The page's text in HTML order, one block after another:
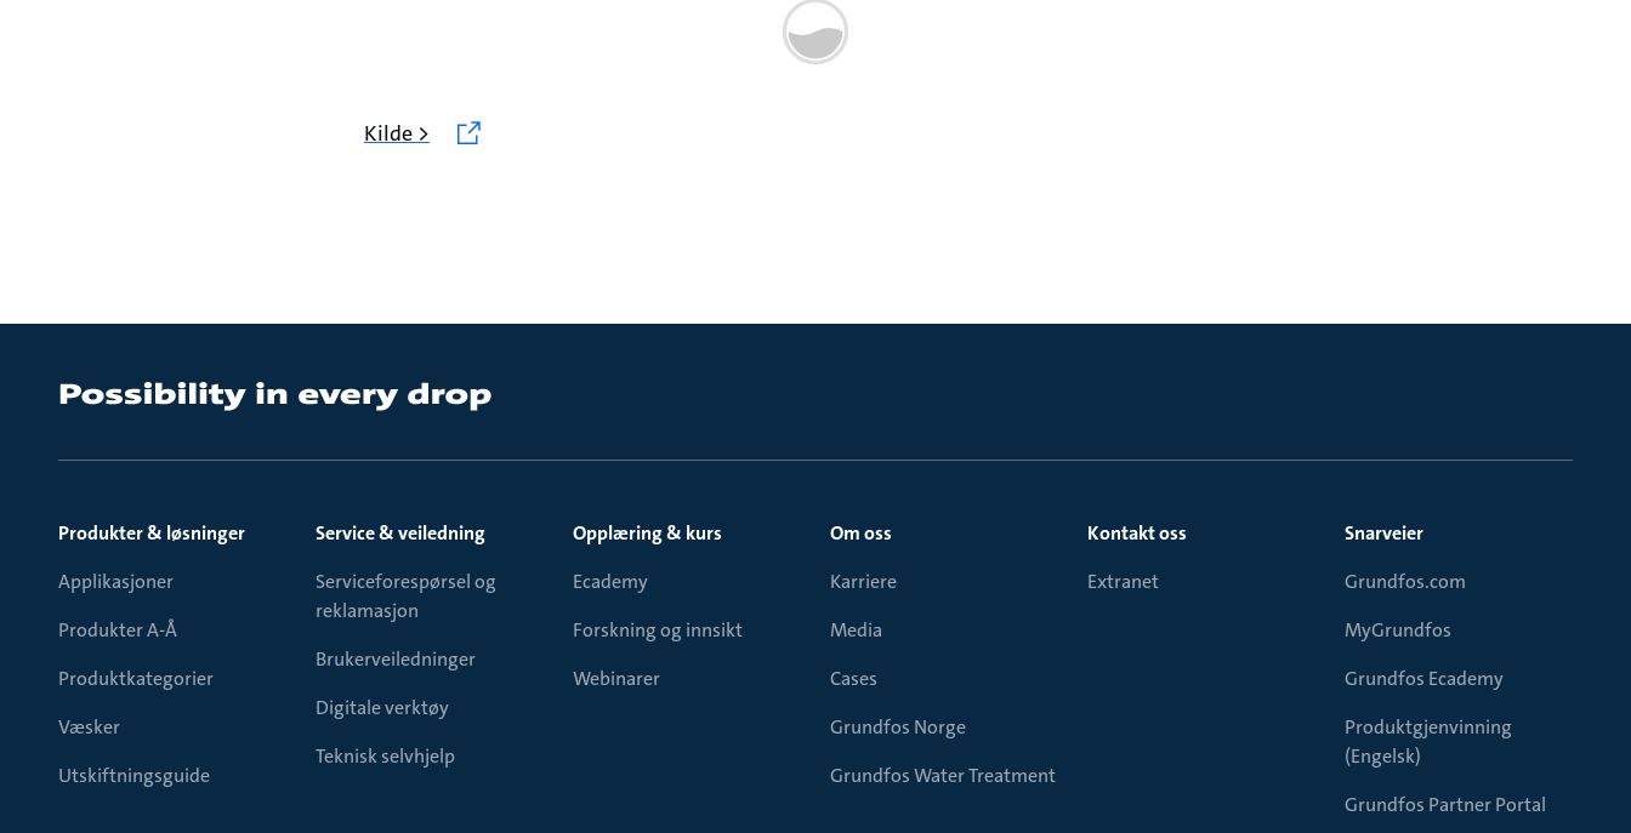
Kilde >
Produkter & løsninger
Applikasjoner
Produkter A-Å
Produktkategorier
Væsker
Utskiftningsguide
Service & veiledning
Serviceforespørsel og
reklamasjon
Brukerveiledninger
Digitale verktøy
Teknisk selvhjelp
Opplæring & kurs
Ecademy
Forskning og innsikt
Webinarer
Om oss
Karriere
Media
Cases
Grundfos Norge
Grundfos Water Treatment
Kontakt oss
Extranet
Snarveier
Grundfos.com
MyGrundfos
Grundfos Ecademy
Produktgjenvinning
(Engelsk)
Grundfos Partner Portal